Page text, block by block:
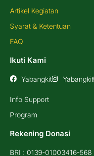
Artikel Kegiatan
Syarat & Ketentuan
FAQ
Ikuti Kami
Yabangkit Yabangkit
Info Support
Program
Rekening Donasi
BRI : 0139-01003416-568